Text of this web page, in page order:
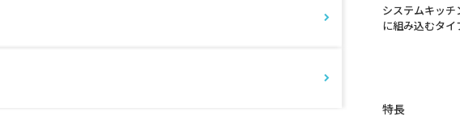
システムキッチ
に組み込むタイ
特長